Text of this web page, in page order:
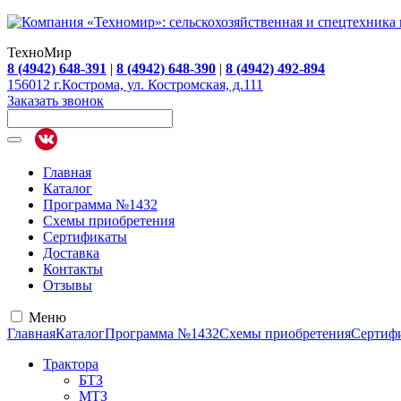
ТехноМир
8 (4942) 648-391 | 8 (4942) 648-390 | 8 (4942) 492-894
156012 г.Кострома, ул. Костромская, д.111
Заказать звонок
Главная
Каталог
Программа №1432
Схемы приобретения
Сертификаты
Доставка
Контакты
Отзывы
Меню
ГлавнаяКаталогПрограмма №1432Схемы приобретения
Трактора
БТЗ
МТЗ